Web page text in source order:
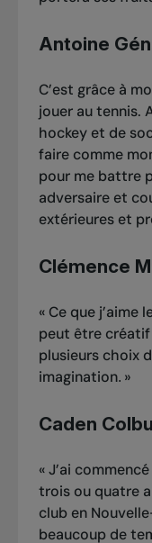
Antoine
C’est grâce à
jouer au tennis.
hockey et de
faire comme
pour me battre
adversaire et
extérieures et
Clémence
« Ce que j’aime
peut être
plusieurs choix
imagination. »
Caden
«J’ai
trois ou quatre
club en
beaucoup de